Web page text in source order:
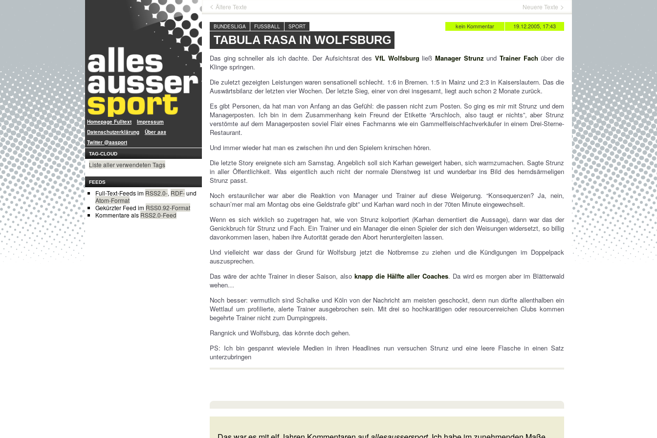
Homepage Fulltext
Impressum
Datenschutzerklärung
Über aas
Twitter @aasport
TAG-CLOUD
Liste aller verwendeten Tags
FEEDS
Full-Text-Feeds im RSS2.0-, RDF-und
Atom-Format
Gekürzter Feed im RSS0.92-Format
Kommentare als RSS2.0-Feed
Ältere Texte Neuere Texte
19.12.2005, 17:43
kein Kommentar
BUNDESLIGA FUSSBALL SPORT
TABULA RASA IN WOLFSBURG
Das ging schneller als ich dachte. Der Aufsichtsrat desVfL Wolfsburg ließManager Strunz undTrainer Fach über die
Klinge springen.
Die zuletzt gezeigten Leistungen waren sensationell schlecht. 1:6 in Bremen. 1:5 in Mainz und 2:3 in Kaiserslautern. Das die
Auswärtsbilanz der letzten vier Wochen. Der letzte Sieg, einer von drei insgesamt, liegt auch schon 2 Monate zurück.
Es gibt Personen, da hat man von Anfang an das Gefühl: die passen nicht zum Posten. So ging es mir mit Strunz und dem
Managerposten. Ich bin in dem Zusammenhang kein Freund der Etikette “Arschloch, also taugt er nichts”, aber Strunz
verstömte auf dem Managerposten soviel Flair eines Fachmanns wie ein Gammelfleischfachverkäufer in einem Drei-Sterne-
Restaurant.
Und immer wieder hat man es zwischen ihn und den Spielern knirschen hören.
Die letzte Story ereignete sich am Samstag. Angeblich soll sich Karhan geweigert haben, sich warmzumachen. Sagte Strunz
in aller Öffentlichkeit. Was eigentlich auch nicht der normale Dienstweg ist und wunderbar ins Bild des hemdsärmeligen
Strunz passt.
Noch erstaunlicher war aber die Reaktion von Manager und Trainer auf diese Weigerung. “Konsequenzen? Ja, nein,
schaun’mer mal am Montag obs eine Geldstrafe gibt” und Karhan ward noch in der 70ten Minute eingewechselt.
Wenn es sich wirklich so zugetragen hat, wie von Strunz kolportiert (Karhan dementiert die Aussage), dann war das der
Genickbruch für Strunz und Fach. Ein Trainer und ein Manager die einen Spieler der sich den Weisungen widersetzt, so billig
davonkommen lasen, haben ihre Autorität gerade den Abort heruntergleiten lassen.
Und vielleicht war dass der Grund für Wolfsburg jetzt die Notbremse zu ziehen und die Kündigungen im Doppelpack
auszusprechen.
Das wäre der achte Trainer in dieser Saison, alsoknapp die Hälfte aller Coaches. Da wird es morgen aber im Blätterwald
wehen…
Noch besser: vermutlich sind Schalke und Köln von der Nachricht am meisten geschockt, denn nun dürfte allenthalben ein
Wettlauf um profilierte, alerte Trainer ausgebrochen sein. Mit drei so hochkarätigen oder resourcenreichen Clubs kommen
begehrte Trainer nicht zum Dumpingpreis.
Rangnick und Wolfsburg, das könnte doch gehen.
PS: Ich bin gespannt wieviele Medien in ihren Headlines nun versuchen Strunz und eine leere Flasche in einen Satz
unterzubringen